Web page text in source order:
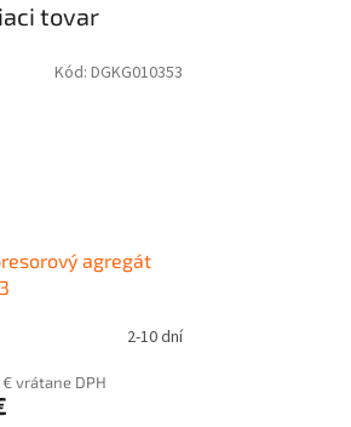
tovar
agregát
2-10 dní
€ vrátane DPH
Kód: DGKG010353